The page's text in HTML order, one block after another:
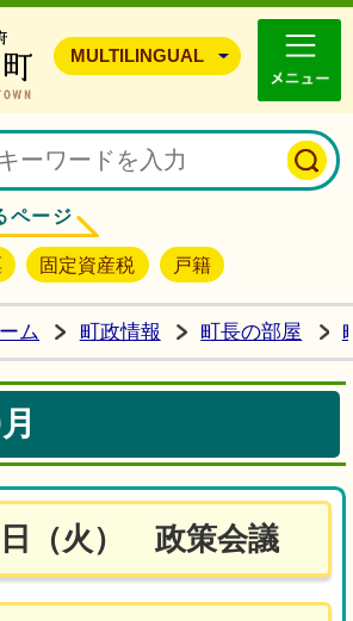
豊能町ホームページ
MULTILINGUAL
ページ
固定資産税 戸籍
ム 町政情報 町長の部屋
（火） 政策会議